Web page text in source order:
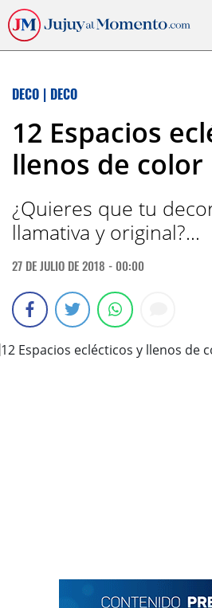
DECO | DECO
12 Espacios
llenos de color
¿Quieres que tu
llamativa y original?…
27 DE JULIO DE 2018 - 00:00